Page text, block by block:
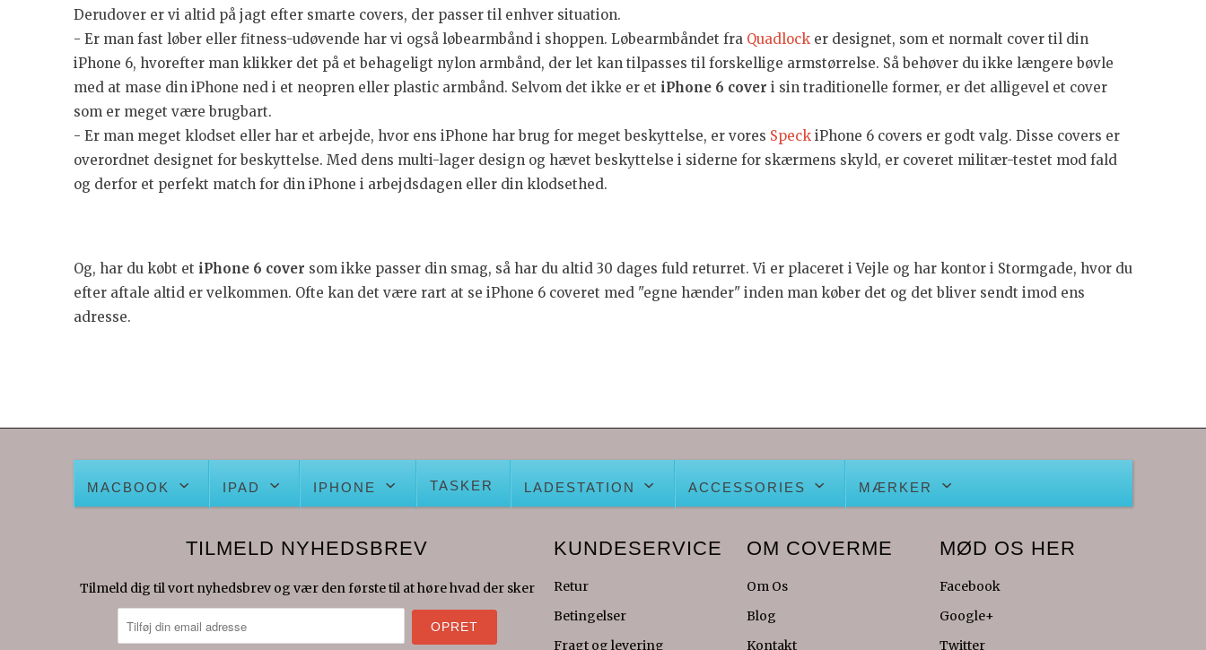
Derudover er vi altid på jagt efter smarte covers, der passer til enhver situation.
- Er man fast løber eller fitness-udøvende har vi også løbearmbånd i shoppen. Løbearmbåndet fra Quadlock er designet, som et normalt cover til din
iPhone 6, hvorefter man klikker det på et behageligt nylon armbånd, der let kan tilpasses til forskellige armstørrelse. Så behøver du ikke længere bøvle
med at mase din iPhone ned i et neopren eller plastic armbånd. Selvom det ikke er et iPhone 6 cover i sin traditionelle former, er det alligevel et cover
som er meget være brugbart.
- Er man meget klodset eller har et arbejde, hvor ens iPhone har brug for meget beskyttelse, er vores Speck iPhone 6 covers er godt valg. Disse covers er
overordnet designet for beskyttelse. Med dens multi-lager design og hævet beskyttelse i siderne for skærmens skyld, er coveret militær-testet mod fald
og derfor et perfekt match for din iPhone i arbejdsdagen eller din klodsethed.
Og, har du købt et iPhone 6 cover som ikke passer din smag, så har du altid 30 dages fuld returret. Vi er placeret i Vejle og har kontor i Stormgade, hvor du
efter aftale altid er velkommen. Ofte kan det være rart at se iPhone 6 coveret med "egne hænder" inden man køber det og det bliver sendt imod ens
adresse.
MACBOOK IPAD IPHONE TASKER LADESTATION ACCESSORIES MÆRKER
TILMELD NYHEDSBREV
Tilmeld dig til vort nyhedsbrev og vær den første til at høre hvad der sker
KUNDESERVICE
Retur
Betingelser
Fragt og levering
OM COVERME
Om Os
Blog
Kontakt
MØD OS HER
Facebook
Google+
Twitter